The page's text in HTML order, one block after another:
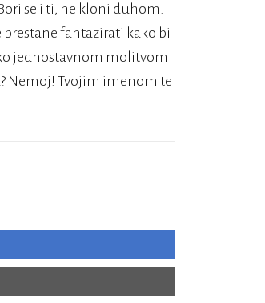
se i ti, ne kloni duhom.
fantazirati kako bi
jednostavnom molitvom
Nemoj! Tvojim imenom te